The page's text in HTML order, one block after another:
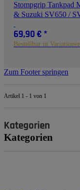
Stompgrip Tankpad
& Suzuki SV650 /
69,90 € *
Bestellbar in
Zum Footer springen
Artikel 1 - 1 von 1
Kategorien
Kategorien